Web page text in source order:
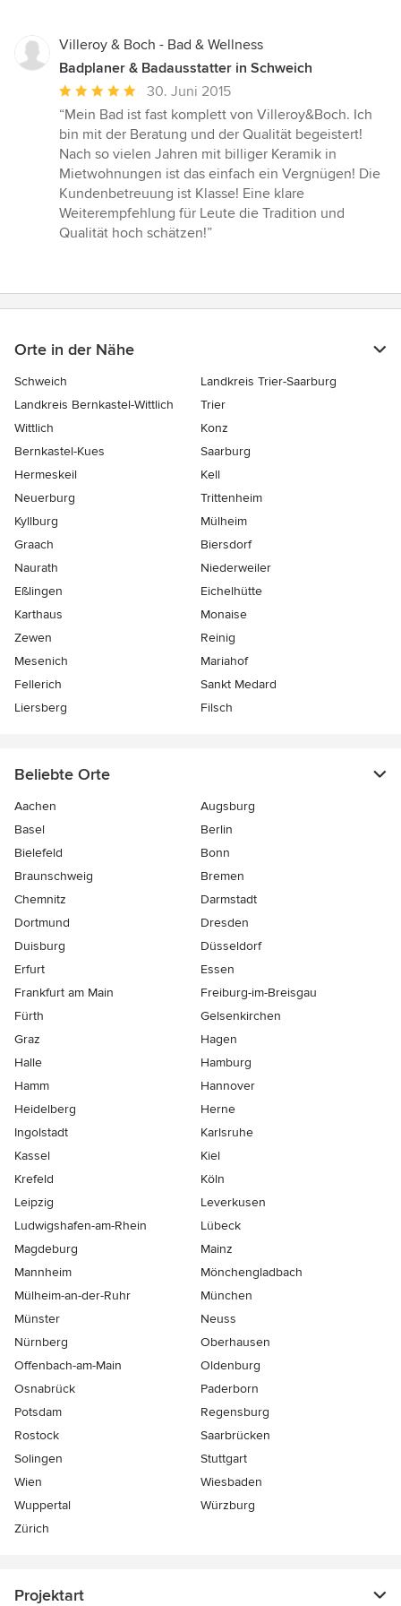
Villeroy & Boch - Bad & Wellness
Badplaner & Badausstatter in Schweich
Durchschnittliche
Bewertung:
5
von
5
Sternen
30. Juni 2015
“Mein Bad ist fast komplett von Villeroy&Boch. Ich
bin mit der Beratung und der Qualität begeistert!
Nach so vielen Jahren mit billiger Keramik in
Mietwohnungen ist das einfach ein Vergnügen! Die
Kundenbetreuung ist Klasse! Eine klare
Weiterempfehlung für Leute die Tradition und
Qualität hoch schätzen!”
Orte in der Nähe
Schweich
Landkreis Trier-Saarburg
Landkreis Bernkastel-Wittlich
Trier
Wittlich
Konz
Bernkastel-Kues
Saarburg
Hermeskeil
Kell
Neuerburg
Trittenheim
Kyllburg
Mülheim
Graach
Biersdorf
Naurath
Niederweiler
Eßlingen
Eichelhütte
Karthaus
Monaise
Zewen
Reinig
Mesenich
Mariahof
Fellerich
Sankt Medard
Liersberg
Filsch
Beliebte Orte
Aachen
Augsburg
Basel
Berlin
Bielefeld
Bonn
Braunschweig
Bremen
Chemnitz
Darmstadt
Dortmund
Dresden
Duisburg
Düsseldorf
Erfurt
Essen
Frankfurt am Main
Freiburg-im-Breisgau
Fürth
Gelsenkirchen
Graz
Hagen
Halle
Hamburg
Hamm
Hannover
Heidelberg
Herne
Ingolstadt
Karlsruhe
Kassel
Kiel
Krefeld
Köln
Leipzig
Leverkusen
Ludwigshafen-am-Rhein
Lübeck
Magdeburg
Mainz
Mannheim
Mönchen­gladbach
Mülheim-an-der-Ruhr
München
Münster
Neuss
Nürnberg
Oberhausen
Offenbach-am-Main
Oldenburg
Osnabrück
Paderborn
Potsdam
Regensburg
Rostock
Saarbrücken
Solingen
Stuttgart
Wien
Wiesbaden
Wuppertal
Würzburg
Zürich
Projektart